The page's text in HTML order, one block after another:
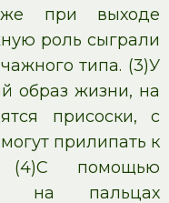
при выходе
роль сыграли
типа. (3)У
образ жизни, на
присоски, с
прилипать к
(4)С помощью
на пальцах